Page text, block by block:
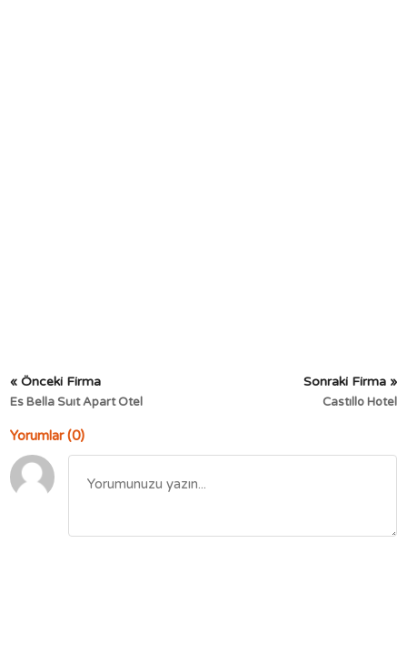
« Önceki Firma
Es Bella Suıt Apart Otel
Sonraki Firma »
Castıllo Hotel
Yorumlar (0)